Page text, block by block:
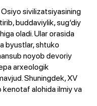
sivilizatsiyasining
buddaviylik, sug‘diy
oladi. Ular orasida
byustlar, shtuko
noyob devoriy
arxeologik
Shuningdek, XV
alohida ilmiy va